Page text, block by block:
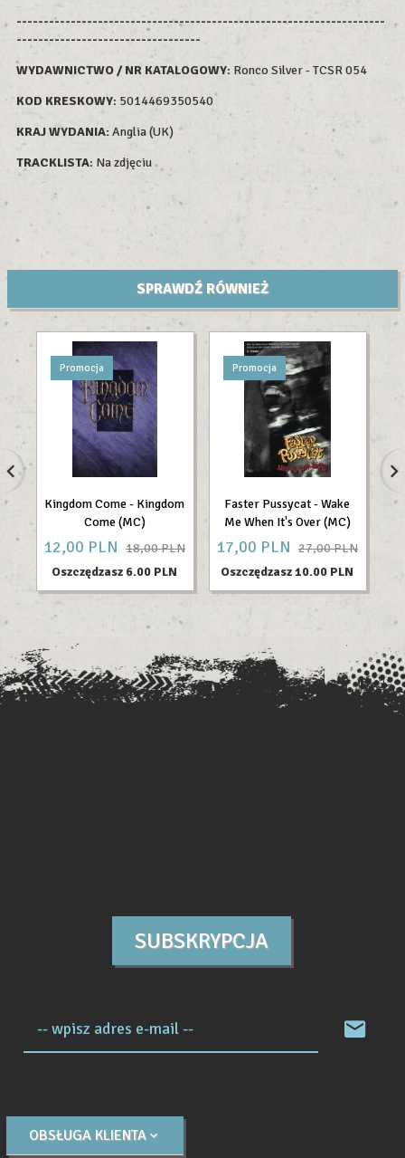
--------------------------------------------------------------------
----------------------------------
WYDAWNICTWO / NR KATALOGOWY: Ronco Silver - TCSR 054
KOD KRESKOWY: 5014469350540
KRAJ WYDANIA:Anglia (UK)
TRACKLISTA: Na zdjęciu
SPRAWDŹ RÓWNIEŻ
Promocja
Kingdom Come - Kingdom
Come (MC)
12,00 PLN 18,00 PLN
Oszczędzasz 6.00 PLN
Promocja
Faster Pussycat - Wake
Me When It's Over (MC)
17,00 PLN 27,00 PLN
Oszczędzasz 10.00 PLN
SUBSKRYPCJA
-- wpisz adres e-mail --
OBSŁUGA KLIENTA